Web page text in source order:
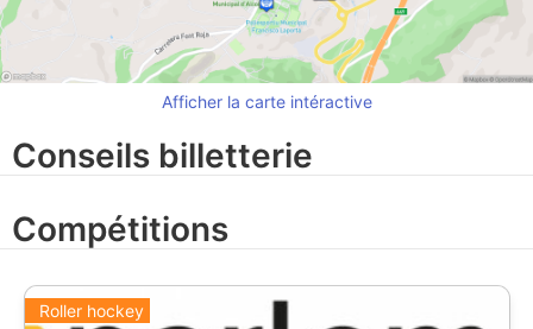
Afficher la carte intéractive
Conseils billetterie
Compétitions
Roller hockey